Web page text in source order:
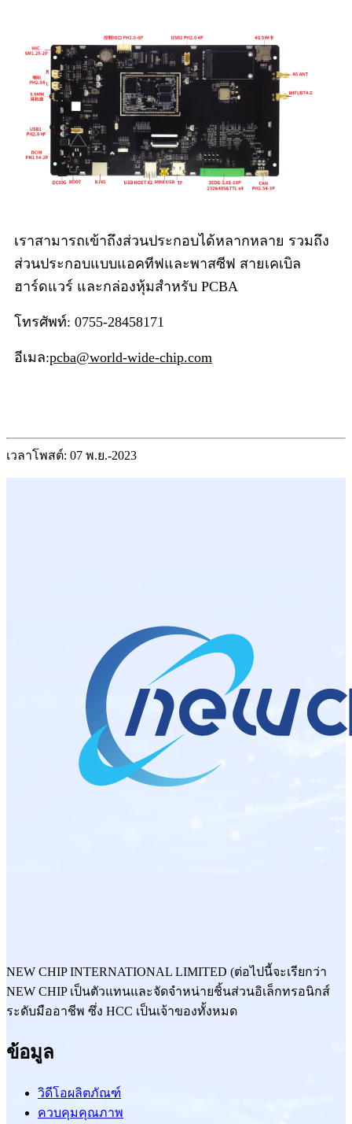
เราสามารถเข้าถึงส่วนประกอบได้หลากหลาย รวมถึง
ส่วนประกอบแบบแอคทีฟและพาสซีฟ สายเคเบิล
ฮาร์ดแวร์ และกล่องหุ้มสำหรับ PCBA
โทรศัพท์: 0755-28458171
อีเมล:pcba@world-wide-chip.com
เวลาโพสต์: 07 พ.ย.-2023
NEW CHIP INTERNATIONAL LIMITED (ต่อไปนี้จะเรียกว่า
NEW CHIP เป็นตัวแทนและจัดจำหน่ายชิ้นส่วนอิเล็กทรอนิกส์
ระดับมืออาชีพ ซึ่ง HCC เป็นเจ้าของทั้งหมด
ข้อมูล
วิดีโอผลิตภัณฑ์
ควบคุมคุณภาพ